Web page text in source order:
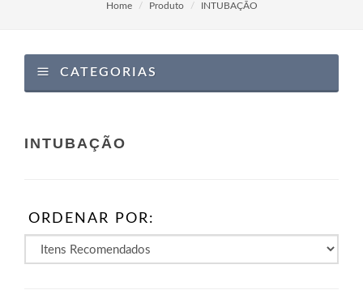
Home Produto INTUBAÇÃO
CATEGORIAS
INTUBAÇÃO
ORDENAR POR: